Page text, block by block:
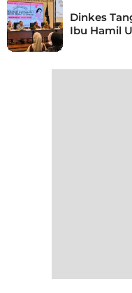
Dinkes
Ibu Hamil